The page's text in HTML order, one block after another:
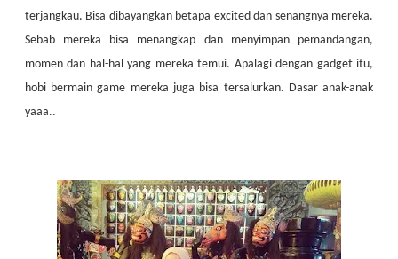
terjangkau. Bisa dibayangkan betapa excited dan senangnya mereka.
Sebab mereka bisa menangkap dan menyimpan pemandangan,
momen dan hal-hal yang mereka temui. Apalagi dengan gadget itu,
hobi bermain game mereka juga bisa tersalurkan. Dasar anak-anak
yaaa..